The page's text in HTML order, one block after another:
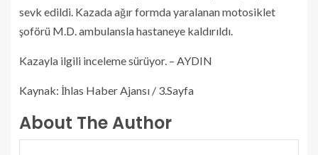
sevk edildi. Kazada ağır formda yaralanan motosiklet
şoförü M.D. ambulansla hastaneye kaldırıldı.
Kazayla ilgili inceleme sürüyor. – AYDIN
Kaynak: İhlas Haber Ajansı / 3.Sayfa
About The Author